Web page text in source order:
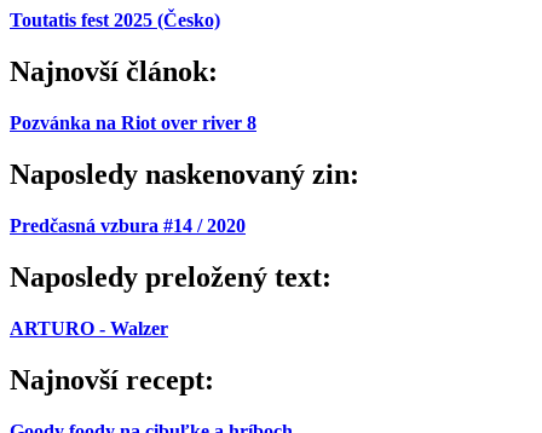
Toutatis fest 2025 (Česko)
Najnovší článok:
Pozvánka na Riot over river 8
Naposledy naskenovaný zin:
Predčasná vzbura #14 / 2020
Naposledy preložený text:
ARTURO - Walzer
Najnovší recept: